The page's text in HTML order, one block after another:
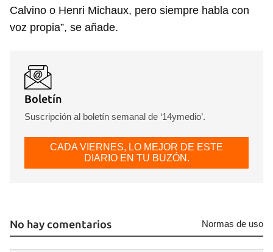
Calvino o Henri Michaux, pero siempre habla con
voz propia”, se añade.
Boletín
Suscripción al boletín semanal de ‘14ymedio’.
CADA VIERNES, LO MEJOR DE ESTE
DIARIO EN TU BUZÓN.
No hay comentarios Normas de uso